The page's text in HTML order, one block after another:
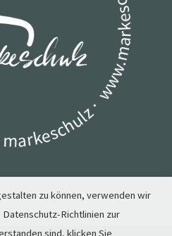
zu können, verwenden wir
Datenschutz-Richtlinien zur
sind, klicken Sie